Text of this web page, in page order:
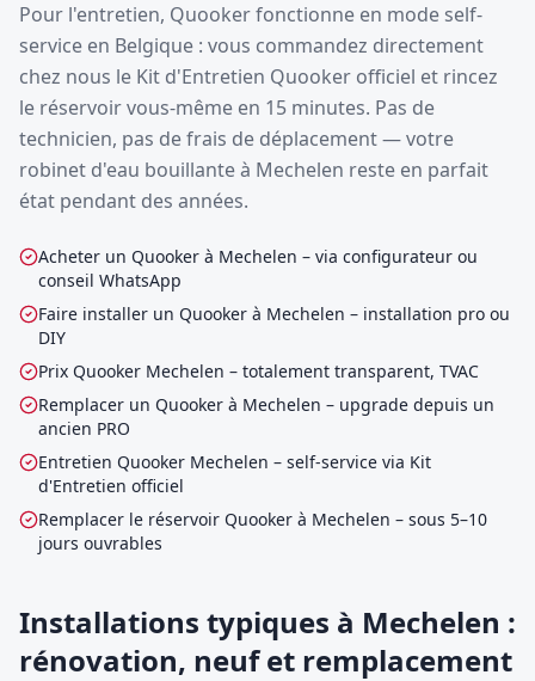
Pour l'entretien, Quooker fonctionne en mode self-
service en Belgique : vous commandez directement
chez nous le Kit d'Entretien Quooker officiel et rincez
le réservoir vous-même en 15 minutes. Pas de
technicien, pas de frais de déplacement — votre
robinet d'eau bouillante à Mechelen reste en parfait
état pendant des années.
Acheter un Quooker à Mechelen – via configurateur ou
conseil WhatsApp
Faire installer un Quooker à Mechelen – installation pro ou
DIY
Prix Quooker Mechelen – totalement transparent, TVAC
Remplacer un Quooker à Mechelen – upgrade depuis un
ancien PRO
Entretien Quooker Mechelen – self-service via Kit
d'Entretien officiel
Remplacer le réservoir Quooker à Mechelen – sous 5–10
jours ouvrables
Installations typiques à Mechelen :
rénovation, neuf et remplacement